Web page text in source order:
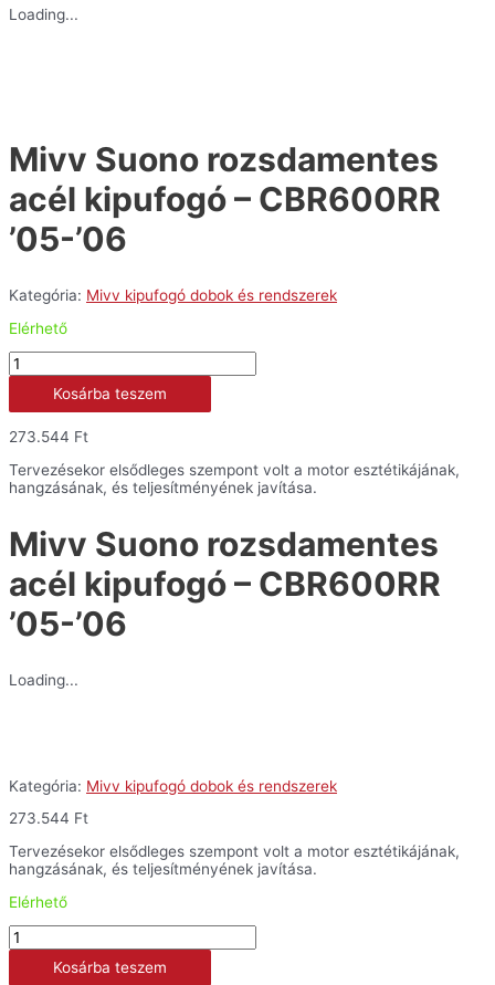
Loading...
Mivv Suono rozsdamentes
acél kipufogó – CBR600RR
’05-’06
Kategória: Mivv kipufogó dobok és rendszerek
Elérhető
Mivv
Suono
rozsdamentes
acél
kipufogó
-
CBR600RR
'05-
Kosárba teszem
273.544 Ft
Tervezésekor elsődleges szempont volt a motor esztétikájának,
hangzásának, és teljesítményének javítása.
Mivv Suono rozsdamentes
acél kipufogó – CBR600RR
’05-’06
Loading...
Kategória: Mivv kipufogó dobok és rendszerek
273.544 Ft
Tervezésekor elsődleges szempont volt a motor esztétikájának,
hangzásának, és teljesítményének javítása.
Elérhető
Mivv
Suono
rozsdamentes
Kosárba teszem